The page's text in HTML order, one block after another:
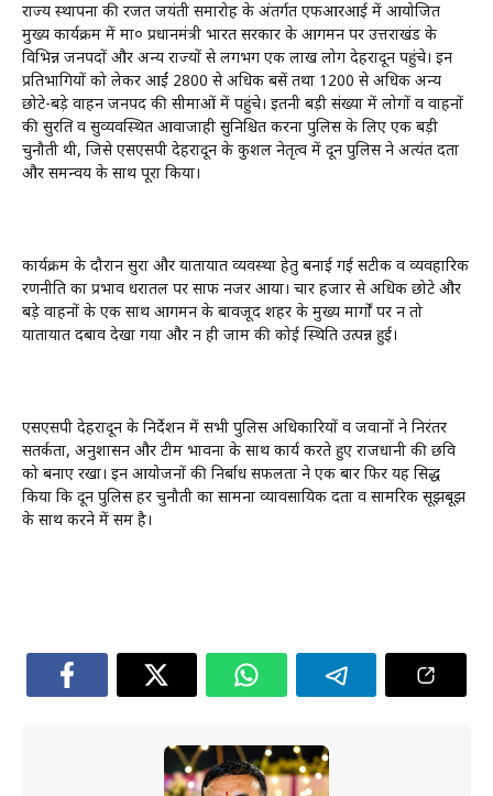
राज्य स्थापना की रजत जयंती समारोह के अंतर्गत एफआरआई में आयोजित
मुख्य कार्यक्रम में मा० प्रधानमंत्री भारत सरकार के आगमन पर उत्तराखंड के
विभिन्न जनपदों और अन्य राज्यों से लगभग एक लाख लोग देहरादून पहुंचे। इन
प्रतिभागियों को लेकर आईं 2800 से अधिक बसें तथा 1200 से अधिक अन्य
छोटे-बड़े वाहन जनपद की सीमाओं में पहुंचे। इतनी बड़ी संख्या में लोगों व वाहनों
की सुरक्षित व सुव्यवस्थित आवाजाही सुनिश्चित करना पुलिस के लिए एक बड़ी
चुनौती थी, जिसे एसएसपी देहरादून के कुशल नेतृत्व में दून पुलिस ने अत्यंत दक्षता
और समन्वय के साथ पूरा किया।
कार्यक्रम के दौरान सुरक्षा और यातायात व्यवस्था हेतु बनाई गई सटीक व व्यवहारिक
रणनीति का प्रभाव धरातल पर साफ नजर आया। चार हजार से अधिक छोटे और
बड़े वाहनों के एक साथ आगमन के बावजूद शहर के मुख्य मार्गों पर न तो
यातायात दबाव देखा गया और न ही जाम की कोई स्थिति उत्पन्न हुई।
एसएसपी देहरादून के निर्देशन में सभी पुलिस अधिकारियों व जवानों ने निरंतर
सतर्कता, अनुशासन और टीम भावना के साथ कार्य करते हुए राजधानी की छवि
को बनाए रखा। इन आयोजनों की निर्बाध सफलता ने एक बार फिर यह सिद्ध
किया कि दून पुलिस हर चुनौती का सामना व्यावसायिक दक्षता व सामरिक सूझबूझ
के साथ करने में सक्षम है।